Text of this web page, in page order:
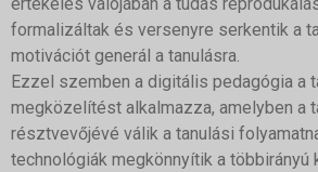
értékelés valójában a tudás
formalizáltak és versenyre serkentik a
motivációt generál a tanulásra.
Ezzel szemben a digitális pedagógia a
megközelítést alkalmazza, amelyben a
résztvevőjévé válik a tanulási
technológiák megkönnyítik a többirányú